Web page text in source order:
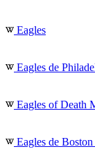
Eagles
Eagles de
Eagles of Death
Eagles de